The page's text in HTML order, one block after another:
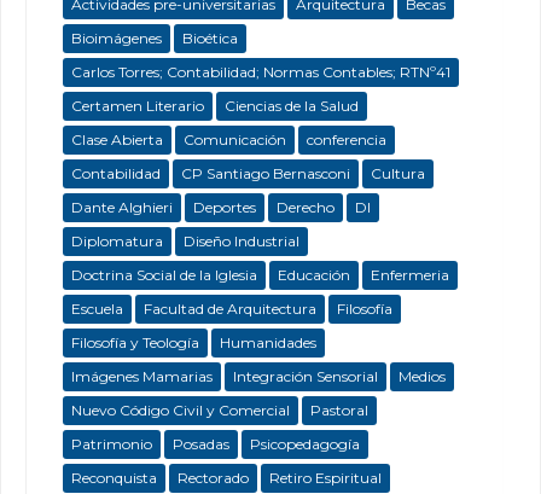
Actividades pre-universitarias Arquitectura
Becas
Bioimágenes
Bioética
Carlos Torres; Contabilidad; Normas Contables; RTNº41
Certamen Literario
Ciencias de la Salud
Clase Abierta
Comunicación
conferencia
Contabilidad
CP Santiago Bernasconi
Cultura
Dante Alghieri
Deportes Derecho
DI
Diplomatura
Diseño Industrial
Doctrina Social de la Iglesia
Educación
Enfermeria
Escuela
Facultad de Arquitectura
Filosofía
Filosofía y Teología
Humanidades
Imágenes Mamarias
Integración Sensorial
Medios
Nuevo Código Civil y Comercial
Pastoral
Patrimonio
Posadas
Psicopedagogía
Reconquista
Rectorado
Retiro Espiritual